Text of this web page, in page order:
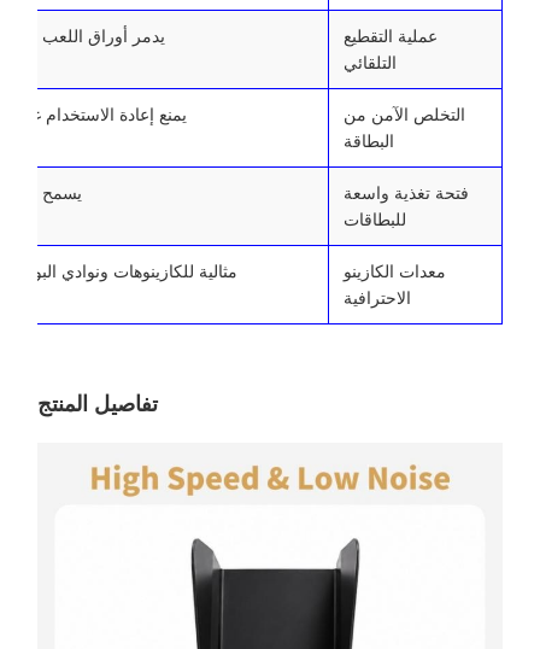
عملية التقطيع
التلقائي
يدمر أوراق اللعب
التخلص الآمن من
البطاقة
يمنع إعادة الاستخدام غير
فتحة تغذية واسعة
للبطاقات
يسمح
معدات الكازينو
الاحترافية
مثالية للكازينوهات ونوادي البوكر
تفاصيل المنتج